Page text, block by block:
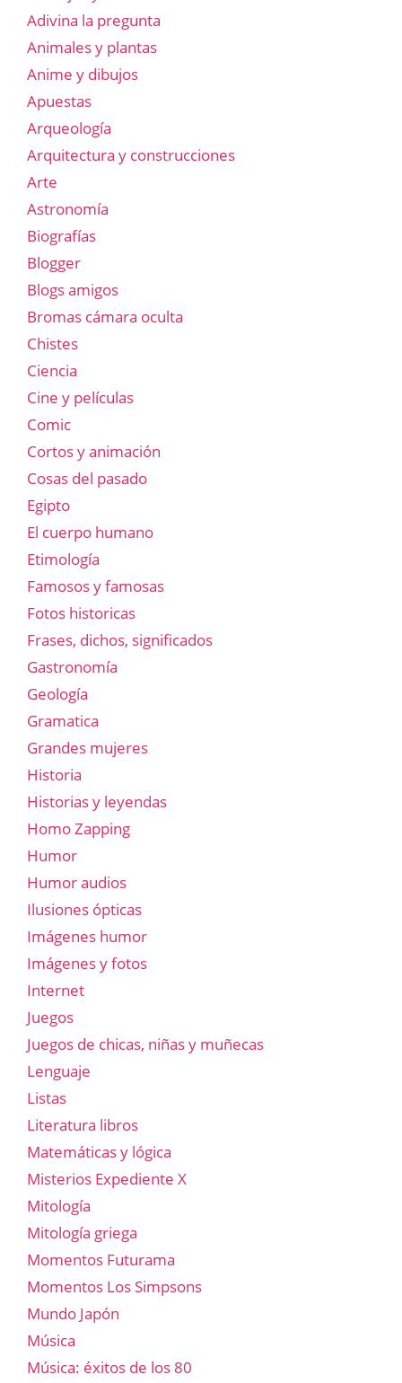
Adivina la pregunta
Animales y plantas
Anime y dibujos
Apuestas
Arqueología
Arquitectura y construcciones
Arte
Astronomía
Biografías
Blogger
Blogs amigos
Bromas cámara oculta
Chistes
Ciencia
Cine y películas
Comic
Cortos y animación
Cosas del pasado
Egipto
El cuerpo humano
Etimología
Famosos y famosas
Fotos historicas
Frases, dichos, significados
Gastronomía
Geología
Gramatica
Grandes mujeres
Historia
Historias y leyendas
Homo Zapping
Humor
Humor audios
Ilusiones ópticas
Imágenes humor
Imágenes y fotos
Internet
Juegos
Juegos de chicas, niñas y muñecas
Lenguaje
Listas
Literatura libros
Matemáticas y lógica
Misterios Expediente X
Mitología
Mitología griega
Momentos Futurama
Momentos Los Simpsons
Mundo Japón
Música
Música: éxitos de los 80